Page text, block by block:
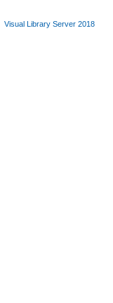
Visual Library Server 2018